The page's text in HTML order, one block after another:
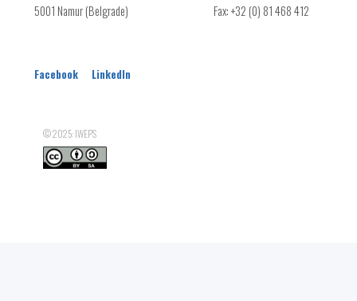
5001 Namur (Belgrade)
Fax: +32 (0) 81 468 412
Facebook LinkedIn
© 2025: IWEPS